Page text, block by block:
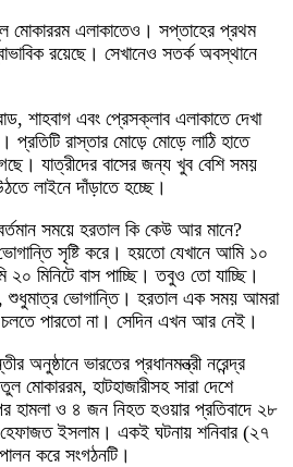
মোকাররম এলাকাতেও। সপ্তাহের প্রথম
রয়েছে। সেখানেও সতর্ক অবস্থানে
শাহবাগ এবং প্রেসক্লাব এলাকাতে দেখা
রাস্তার মোড়ে মোড়ে লাঠি হাতে
যাত্রীদের বাসের জন্য খুব বেশি সময়
লাইনে দাঁড়াতে হচ্ছে।
সময়ে হরতাল কি কেউ আর মানে?
সৃষ্টি করে। হয়তো যেখানে আমি ১০
২০ মিনিটে বাস পাচ্ছি। তবুও তো যাচ্ছি।
শুধুমাত্র ভোগান্তি। হরতাল এক সময় আমরা
চলতে পারতো না। সেদিন এখন আর নেই।
অনুষ্ঠানে ভারতের প্রধানমন্ত্রী নরেন্দ্র
মোকাররম, হাটহাজারীসহ সারা দেশে
হামলা ও ৪ জন নিহত হওয়ার প্রতিবাদে ২৮
হেফাজত ইসলাম। একই ঘটনায় শনিবার (২৭
পালন করে সংগঠনটি।